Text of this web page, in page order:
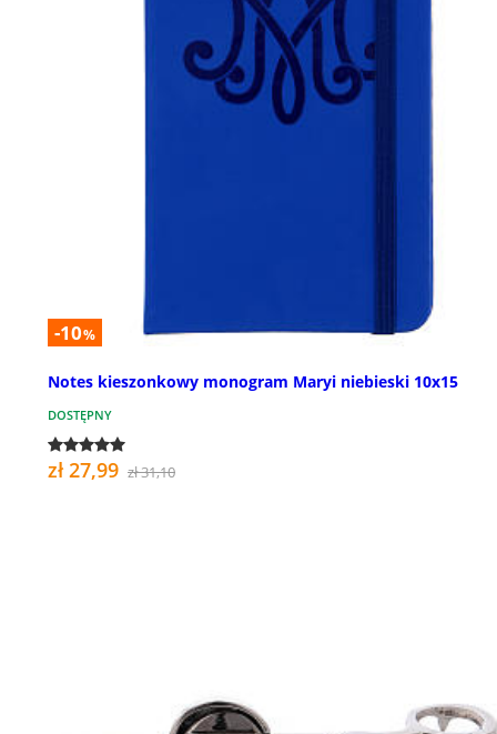
-10%
Notes kieszonkowy monogram Maryi niebieski 10x15
DOSTĘPNY
zł 27,99 zł 31,10